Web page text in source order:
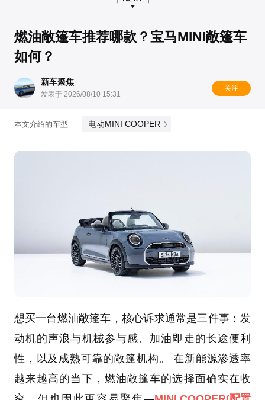
燃油敞篷车推荐哪款？宝马MINI敞篷车
如何？
新车聚焦
发表于 2026/08/10 15:31
关注
本文介绍的车型 电动MINI COOPER
想买一台燃油敞篷车，核心诉求通常是三件事：发
动机的声浪与机械参与感、加油即走的长途便利
性，以及成熟可靠的敞篷机构。 在新能源渗透率
越来越高的当下，燃油敞篷车的选择面确实在收